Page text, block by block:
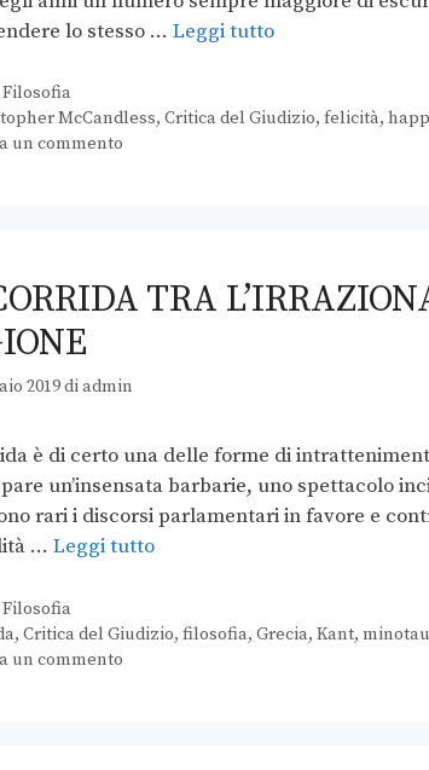
lo stesso … Leggi tutto
Filosofia
McCandless, Critica del Giudizio, felicità,
un commento
TRA
2019diadmin
è di certo una delle forme di
un’insensata barbarie, uno spettacolo
rari i discorsi parlamentari in favore e
… Leggi tutto
Filosofia
, Critica del Giudizio, filosofia, Grecia, Kant,
un commento